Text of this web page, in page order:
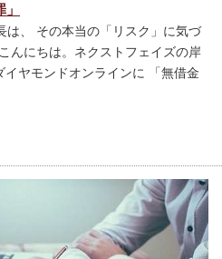
は、 その本当の「リスク」に気づ
んにちは。ネクストフェイズの岸
ヤモンドオンラインに 「無借金